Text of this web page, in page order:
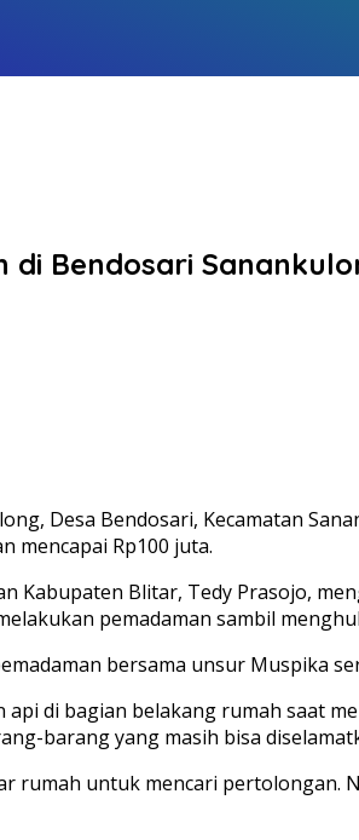
Bendosari
Desa Bendosari, Kecamatan
mencapai Rp100 juta.
Kabupaten Blitar, Tedy Prasojo,
pemadaman sambil
bersama unsur Muspika
di bagian belakang rumah saat
barang yang masih bisa
rumah untuk mencari pertolongan.